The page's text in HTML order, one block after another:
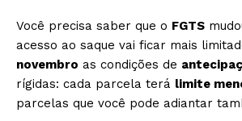
Você precisa saber que o FGTS
acesso ao saque vai ficar mais
novembro as condições de
rígidas: cada parcela terá limite
parcelas que você pode adiantar